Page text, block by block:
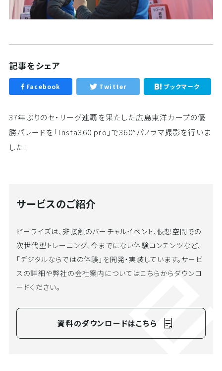
記事をシェア
Facebook Twitter ブックマーク
37年ぶりのセ・リーグ連覇を果たした広島東洋カープの優
勝パレードを「Insta360 pro」で360°パノラマ撮影を行いま
した！
サービスのご紹介
ビーライズは、非接触のバーチャルイベント、仮想空間での
次世代型トレーニング、今までにない体験コンテンツなど、
「デジタルならではの体験」を開発・実装しています。サービ
スの詳細や弊社の会社案内についてはこちらからダウンロ
ードください。
資料のダウンロードはこちら